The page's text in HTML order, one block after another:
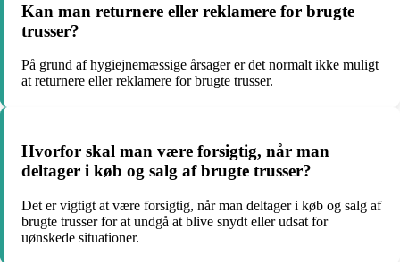
Kan man returnere eller reklamere for brugte
trusser?
På grund af hygiejnemæssige årsager er det normalt ikke muligt
at returnere eller reklamere for brugte trusser.
Hvorfor skal man være forsigtig, når man
deltager i køb og salg af brugte trusser?
Det er vigtigt at være forsigtig, når man deltager i køb og salg af
brugte trusser for at undgå at blive snydt eller udsat for
uønskede situationer.